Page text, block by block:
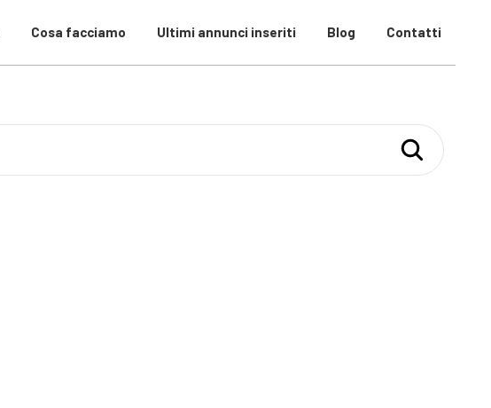
Cosa facciamo Ultimi annunci inseriti Blog Contatti